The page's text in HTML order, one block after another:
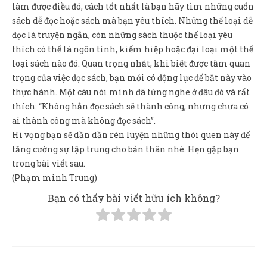
làm được điều đó, cách tốt nhất là bạn hãy tìm những cuốn
sách dễ đọc hoặc sách mà bạn yêu thích. Những thể loại dễ
đọc là truyện ngắn, còn những sách thuộc thể loại yêu
thích có thể là ngôn tình, kiếm hiệp hoặc đại loại một thể
loại sách nào đó. Quan trọng nhất, khi biết được tầm quan
trọng của việc đọc sách, bạn mới có động lực để bắt này vào
thực hành. Một câu nói mình đã từng nghe ở đâu đó và rất
thích: “Không hẳn đọc sách sẽ thành công, nhưng chưa có
ai thành công mà không đọc sách”.
Hi vọng bạn sẽ dần dần rèn luyện những thói quen này để
tăng cường sự tập trung cho bản thân nhé. Hẹn gặp bạn
trong bài viết sau.
(Phạm minh Trung)
Bạn có thấy bài viết hữu ích không?